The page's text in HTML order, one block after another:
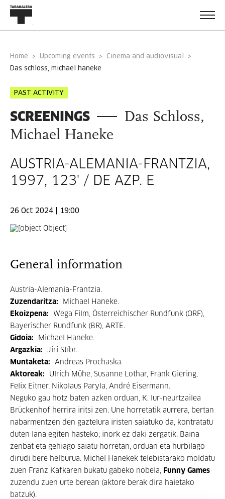
Home Upcoming events
Cinema and audiovisual
das schloss, michael haneke
PAST ACTIVITY
SCREENINGS
Das Schloss,
Michael Haneke
AUSTRIA-ALEMANIA-FRANTZIA,
1997, 123' / DE AZP. E
26 Oct 2024 | 19:00
General information
Austria-Alemania-Frantzia.
Zuzendaritza:
Michael Haneke.
Ekoizpena:
Wega Film, Österreichischer Rundfunk (ORF),
Bayerischer Rundfunk (BR), ARTE.
Gidoia:
Michael Haneke.
Argazkia:
Jirí Stíbr.
Muntaketa:
Andreas Prochaska.
Aktoreak:
Ulrich Mühe, Susanne Lothar, Frank Giering,
Felix Eitner, Nikolaus Paryla, André Eisermann.
Neguko gau hotz baten azken orduan, K. lur-neurtzailea
Brückenhof herrira iritsi zen. Une horretatik aurrera, bertan
nabarmentzen den gaztelura iristen saiatuko da, kontratatu
duten lana egiten hasteko; inork ez daki zergatik. Baina
zenbat eta gehiago saiatu horretan, orduan eta hurbilago
dirudi bere helburua. Michel Hanekek telebistarako moldatu
zuen Franz Kafkaren bukatu gabeko nobela, Funny Games
zuzendu zuen urte berean (aktore berak dira haietako
batzuk).